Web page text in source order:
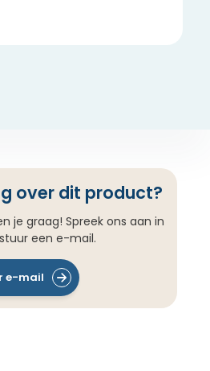
over dit product?
je graag! Spreek ons aan in
een e-mail.
e-mail